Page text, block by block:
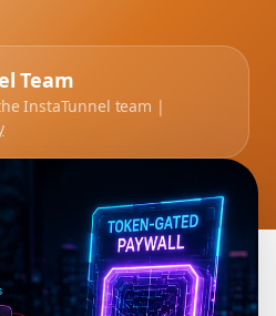
Team
InstaTunnel team |